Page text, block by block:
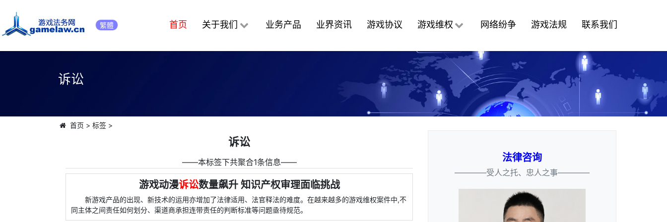
繁體 首页 关于我们 业务产品 业界资讯 游戏协议 游戏维权 网络纷争 游戏法规 联系我们
诉讼
首页 > 标签>
诉讼
――本标签下共聚合1条信息――
游戏动漫诉讼数量飙升 知识产权审理面临挑战
新游戏产品的出现、新技术的运用亦增加了法律适用、法官释法的难度。在越来越多的游戏维权案件中,不
同主体之间责任如何划分、渠道商承担连带责任的判断标准等问题亟待规范。
法律咨询
————受人之托、忠人之事————